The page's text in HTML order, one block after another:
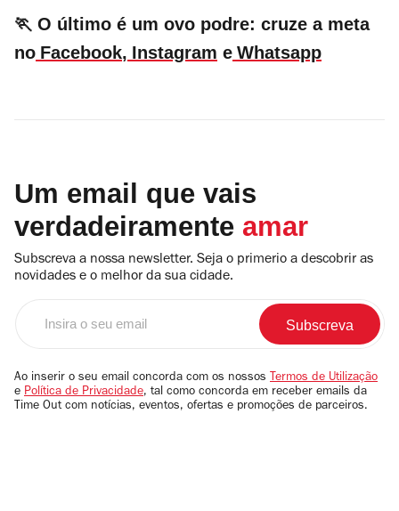
🏃 O último é um ovo podre: cruze a meta
no Facebook, Instagram e Whatsapp
Um email que vais
verdadeiramente amar
Subscreva a nossa newsletter. Seja o primerio a descobrir as
novidades e o melhor da sua cidade.
email
Ao inserir o seu email concorda com os nossos Termos de Utilização
e Política de Privacidade, tal como concorda em receber emails da
Time Out com notícias, eventos, ofertas e promoções de parceiros.